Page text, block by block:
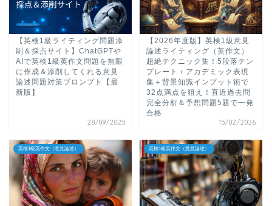
【英検1級ライティング問題添
削＆採点サイト】ChatGPTや
AIで英検1級英作文問題を無限
に作成＆添削してくれる意見
論述問題対策プロンプト【最
新版】
28/09/2025
【2026年度版】英検1級意見
論述ライティング（英作文）
超絶テクニック集！5段落テン
プレート＋アカデミック表現
集＋背景知識インプット術で
32点満点を狙え！直近過去問
完全分析＆予想問題5題で一発
合格
15/02/2026
英検1級英作文（意見論述） 英検1級英作文（意見論述）